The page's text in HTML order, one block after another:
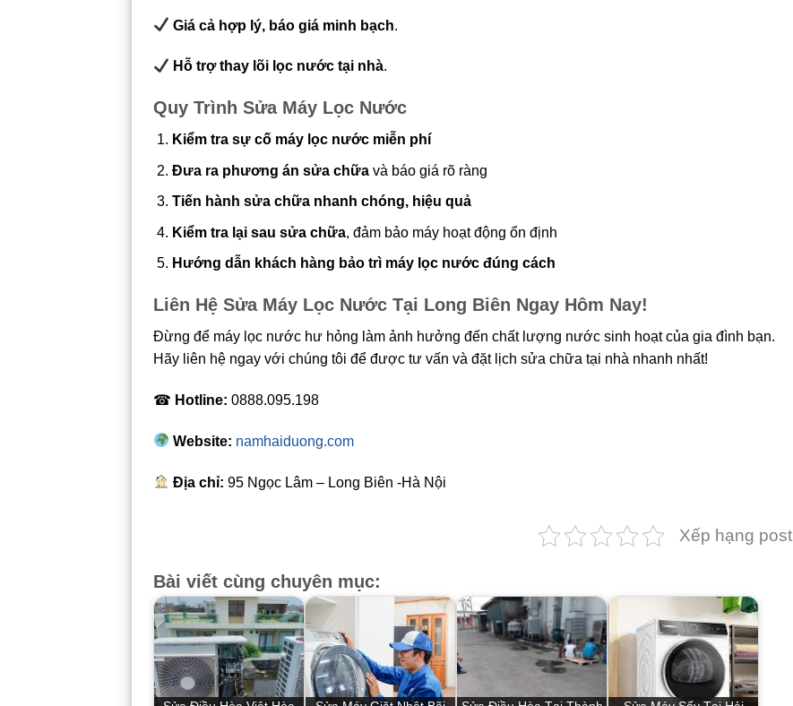
Giá cả hợp lý, báo giá minh bạch.
Hỗ trợ thay lõi lọc nước tại nhà.
Quy Trình Sửa Máy Lọc Nước
Kiểm tra sự cố máy lọc nước miễn phí
Đưa ra phương án sửa chữavà báo giá rõ ràng
Tiến hành sửa chữa nhanh chóng, hiệu quả
Kiểm tra lại sau sửa chữa, đảm bảo máy hoạt động ổn định
Hướng dẫn khách hàng bảo trì máy lọc nước đúng cách
Liên Hệ Sửa Máy Lọc Nước Tại Long Biên Ngay Hôm Nay!
Đừng để máy lọc nước hư hỏng làm ảnh hưởng đến chất lượng nước sinh hoạt của gia đình bạn.
Hãy liên hệ ngay với chúng tôi để được tư vấn và đặt lịch sửa chữa tại nhà nhanh nhất!
☎ Hotline: 0888.095.198
Website: namhaiduong.com
Địa chỉ: 95 Ngọc Lâm – Long Biên -Hà Nội
Xếp hạng post
Bài viết cùng chuyên mục: